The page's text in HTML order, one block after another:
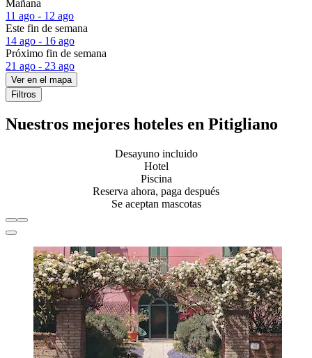
Mañana
11 ago - 12 ago
Este fin de semana
14 ago - 16 ago
Próximo fin de semana
21 ago - 23 ago
Ver en el mapa
Filtros
Nuestros mejores hoteles en Pitigliano
Desayuno incluido
Hotel
Piscina
Reserva ahora, paga después
Se aceptan mascotas